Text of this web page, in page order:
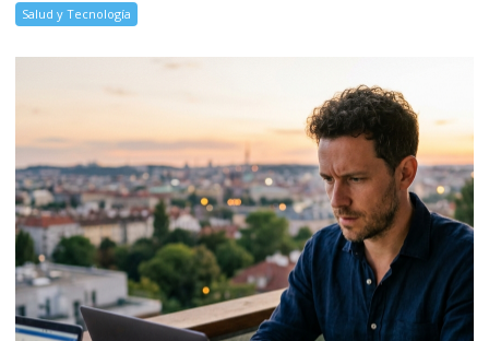
Salud y Tecnología